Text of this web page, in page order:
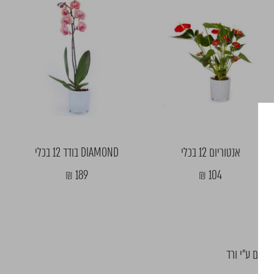
אנטוריום 12 בכלי
מחיר
104 ₪
DIAMOND בודד 12 בכלי
מחיר
189 ₪
ע"י ורד